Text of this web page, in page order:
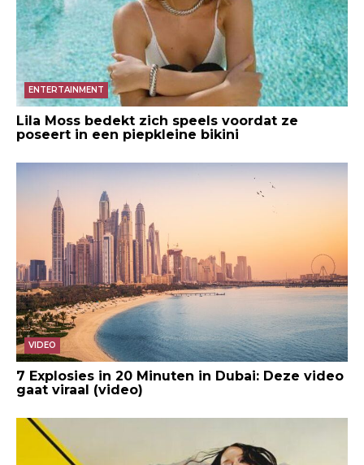
ENTERTAINMENT
Lila Moss bedekt zich speels voordat ze
poseert in een piepkleine bikini
VIDEO
7 Explosies in 20 Minuten in Dubai: Deze video
gaat viraal (video)